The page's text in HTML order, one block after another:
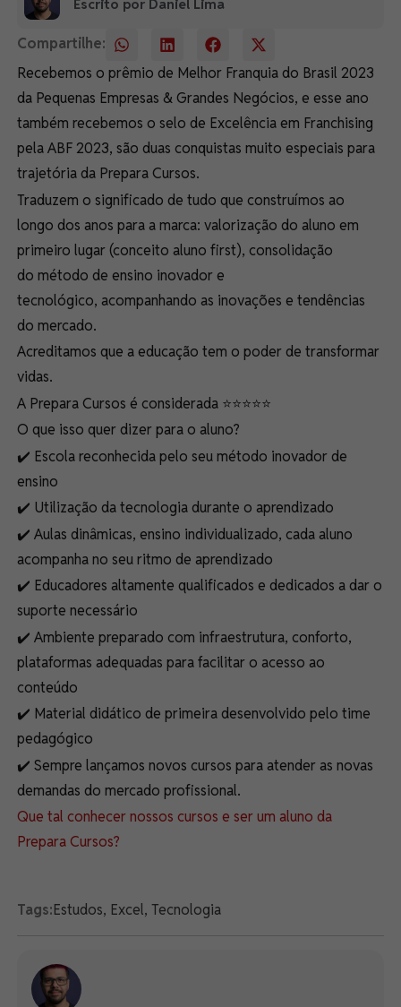
Escrito por Daniel Lima
Compartilhe:
Recebemos o prêmio de Melhor Franquia do Brasil 2023
da Pequenas Empresas & Grandes Negócios, e esse ano
também recebemos o selo de Excelência em Franchising
pela ABF 2023, são duas conquistas muito especiais para
trajetória da Prepara Cursos.
Traduzem o significado de tudo que construímos ao
longo dos anos para a marca: valorização do aluno em
primeiro lugar (conceito aluno first), consolidação
do método de ensino inovador e
tecnológico, acompanhando as inovações e tendências
do mercado.
Acreditamos que a educação tem o poder de transformar
vidas.
A Prepara Cursos é considerada ⭐⭐⭐⭐⭐
O que isso quer dizer para o aluno?
✔️ Escola reconhecida pelo seu método inovador de
ensino
✔️ Utilização da tecnologia durante o aprendizado
✔️ Aulas dinâmicas, ensino individualizado, cada aluno
acompanha no seu ritmo de aprendizado
✔️ Educadores altamente qualificados e dedicados a dar o
suporte necessário
✔️ Ambiente preparado com infraestrutura, conforto,
plataformas adequadas para facilitar o acesso ao
conteúdo
✔️ Material didático de primeira desenvolvido pelo time
pedagógico
✔️ Sempre lançamos novos cursos para atender as novas
demandas do mercado profissional.
Que tal conhecer nossos cursos e ser um aluno da
Prepara Cursos?
Tags:Estudos, Excel, Tecnologia